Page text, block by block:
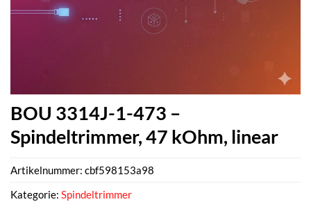
BOU 3314J-1-473 –
Spindeltrimmer, 47 kOhm, linear
Artikelnummer: cbf598153a98
Kategorie: Spindeltrimmer